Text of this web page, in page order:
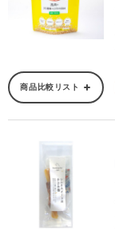
商品比較リスト